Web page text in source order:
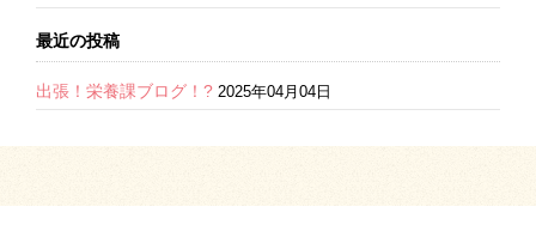
最近の投稿
出張！栄養課ブログ！? 2025年04月04日